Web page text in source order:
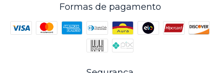
Formas de pagamento